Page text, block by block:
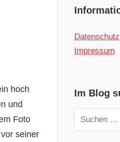
hoch
und
Foto
seiner
Datenschutz
Impressum
Im Blog
Suchen
nach: